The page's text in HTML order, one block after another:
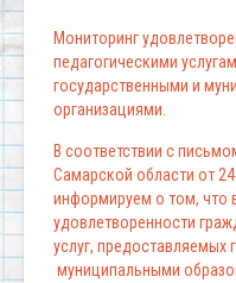
Мониторинг
педагогическими
государственными и
организациями.
В соответствии с
Самарской области от
информируем о том, что
удовлетворенности
услуг, предоставляемых
муниципальными